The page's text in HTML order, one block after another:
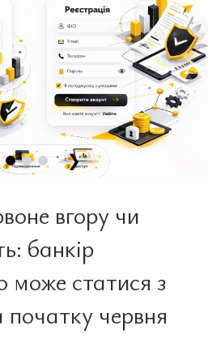
❯
вгору чи
банкір
може статися з
червня